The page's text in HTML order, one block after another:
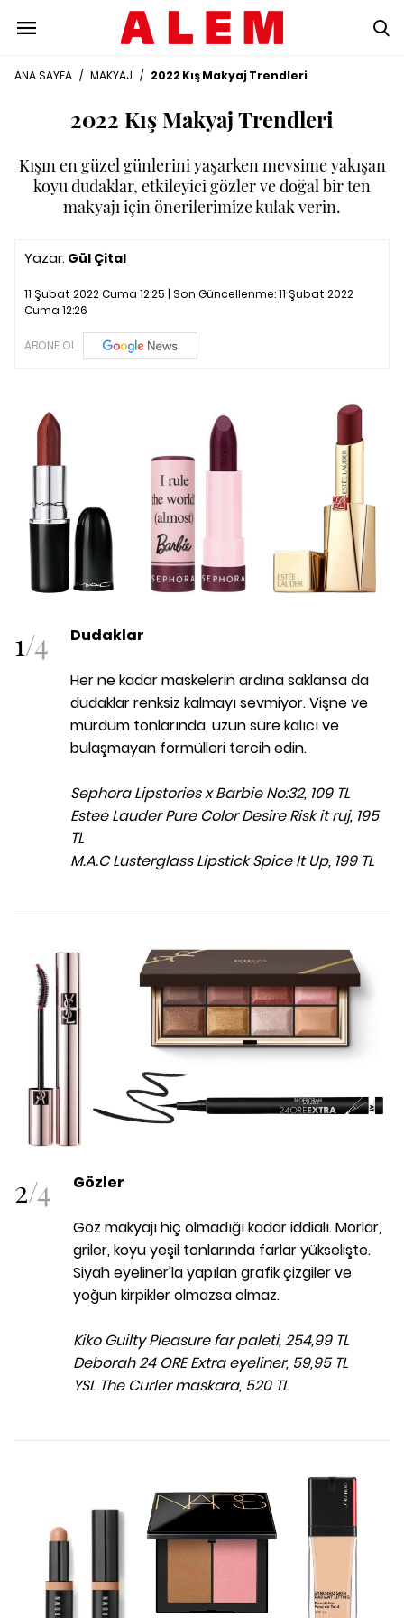
ANA SAYFA / MAKYAJ / 2022 Kış Makyaj Trendleri
2022 Kış Makyaj Trendleri
Kışın en güzel günlerini yaşarken mevsime yakışan
koyu dudaklar, etkileyici gözler ve doğal bir ten
makyajı için önerilerimize kulak verin.
Yazar: Gül Çital
11 Şubat 2022 Cuma 12:25 | Son Güncellenme:11 Şubat 2022
Cuma 12:26
ABONE OL
1/4 Dudaklar
Her ne kadar maskelerin ardına saklansa da
dudaklar renksiz kalmayı sevmiyor. Vişne ve
mürdüm tonlarında, uzun süre kalıcı ve
bulaşmayan formülleri tercih edin.
Sephora Lipstories x Barbie No:32, 109 TL
Estee Lauder Pure Color Desire Risk it ruj, 195
TL
M.A.C Lusterglass Lipstick Spice It Up, 199 TL
2/4 Gözler
Göz makyajı hiç olmadığı kadar iddialı. Morlar,
griler, koyu yeşil tonlarında farlar yükselişte.
Siyah eyeliner'la yapılan grafik çizgiler ve
yoğun kirpikler olmazsa olmaz.
Kiko Guilty Pleasure far paleti, 254,99 TL
Deborah 24 ORE Extra eyeliner, 59,95 TL
YSL The Curler maskara, 520 TL